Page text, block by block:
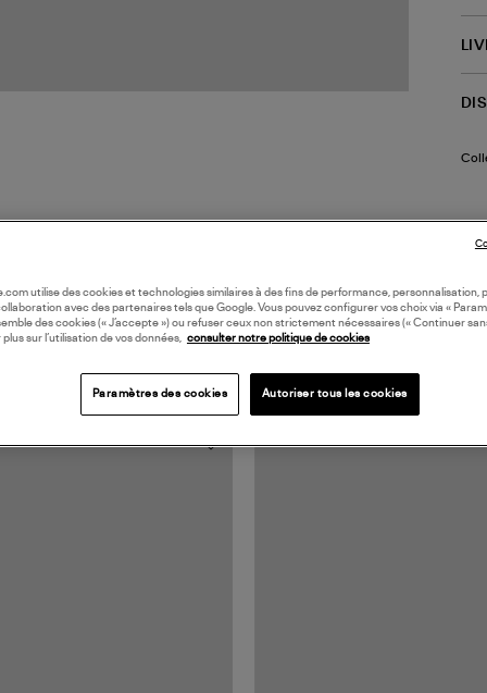
VUS
utilise des cookies et technologies similaires à des fins de performance, personnalisation,
avec des partenaires tels que Google. Vous pouvez configurer vos choix via «
des cookies (« J’accepte ») ou refuser ceux non strictement nécessaires (« Continuer
sur l’utilisation de vos données, consulter notre politique de cookies
Paramètres des cookies Autoriser tous les cookies